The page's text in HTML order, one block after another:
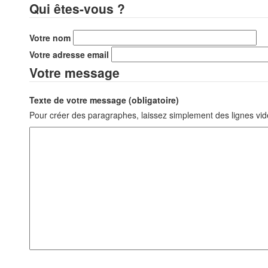
Qui êtes-vous ?
Votre nom
Votre adresse email
Votre message
Texte de votre message (obligatoire)
Pour créer des paragraphes, laissez simplement des lignes